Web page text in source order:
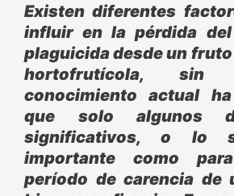
Existen diferentes
influir en la pérdida
plaguicida desde un
hortofrutícola, sin
conocimiento actual
que solo algunos
significativos, o lo
importante como
período de carencia de